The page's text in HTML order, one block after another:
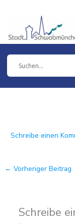
springen
Schreibe einen
← Vorheriger Beitrag
Schreibe